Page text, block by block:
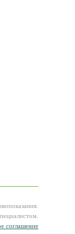
соглашение